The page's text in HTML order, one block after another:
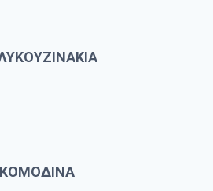
ΚΟΜΟΔΙΝΑ